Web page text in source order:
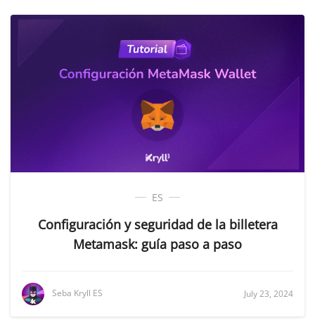
ES
Configuración y seguridad de la billetera
Metamask: guía paso a paso
Seba Kryll ES July 23, 2024